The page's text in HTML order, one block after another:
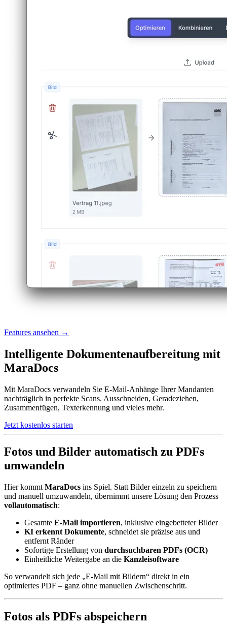
Features ansehen →
Intelligente Dokumentenaufbereitung mit
MaraDocs
Mit MaraDocs verwandeln Sie E-Mail-Anhänge Ihrer Mandanten
nachträglich in perfekte Scans. Ausschneiden, Geradeziehen,
Zusammenfügen, Texterkennung und vieles mehr.
Jetzt kostenlos starten
Fotos und Bilder automatisch zu PDFs
umwandeln
Hier kommt MaraDocs ins Spiel. Statt Bilder einzeln zu speichern
und manuell umzuwandeln, übernimmt unsere Lösung den Prozess
vollautomatisch:
Gesamte E-Mail importieren, inklusive eingebetteter Bilder
KI erkennt Dokumente, schneidet sie präzise aus und
entfernt Ränder
Sofortige Erstellung von durchsuchbaren PDFs (OCR)
Einheitliche Weitergabe an die Kanzleisoftware
So verwandelt sich jede „E-Mail mit Bildern“ direkt in ein
optimiertes PDF – ganz ohne manuellen Zwischenschritt.
Fotos als PDFs abspeichern